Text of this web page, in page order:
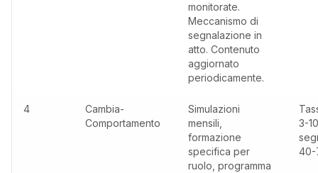
monitorate.
Meccanismo di
segnalazione in
atto. Contenuto
aggiornato
periodicamente.
4
Cambia-
Comportamento
Simulazioni
mensili,
formazione
specifica per
ruolo, programma
3-
40-